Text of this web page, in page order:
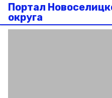
Портал
округа